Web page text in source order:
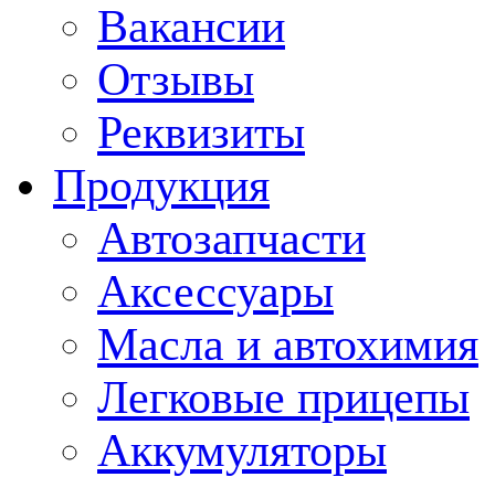
Вакансии
Отзывы
Реквизиты
Продукция
Автозапчасти
Аксессуары
Масла и автохимия
Легковые прицепы
Аккумуляторы